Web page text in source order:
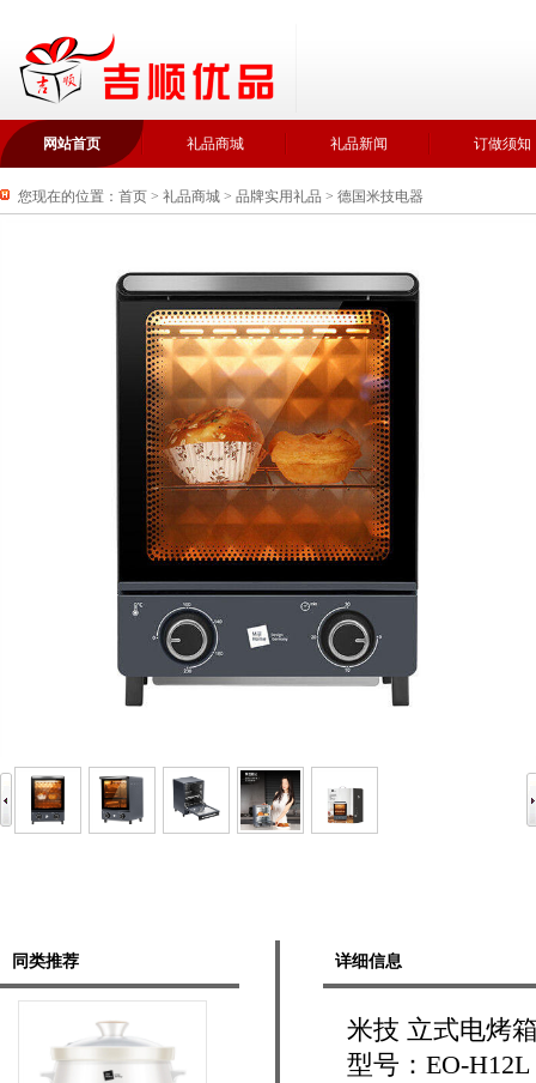
网站首页 礼品商城 礼品新闻 订做须知
您现在的位置： 首页 > 礼品商城 > 品牌实用礼品 > 德国米技电器
同类推荐 详细信息
米技 立式电烤
型号：EO-H12L